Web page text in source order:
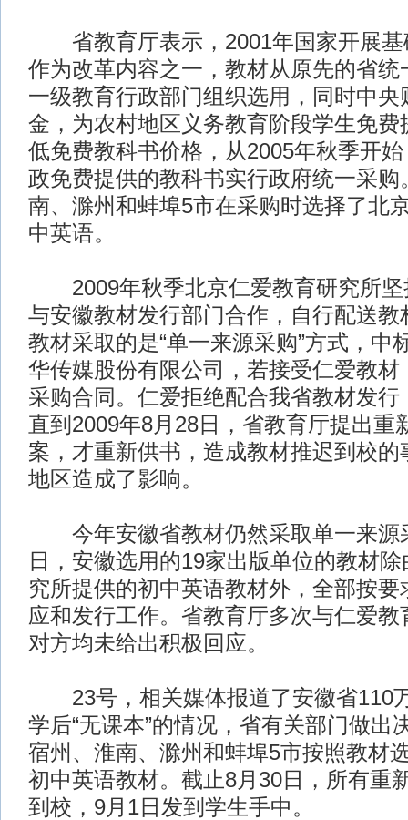
省教育厅表示，2001年国家开展基
作为改革内容之一，教材从原先的省统
一级教育行政部门组织选用，同时中央
金，为农村地区义务教育阶段学生免费
低免费教科书价格，从2005年秋季开
政免费提供的教科书实行政府统一采购
南、滁州和蚌埠5市在采购时选择了北
中英语。
2009年秋季北京仁爱教育研究所坚
与安徽教材发行部门合作，自行配送教
教材采取的是“单一来源采购”方式，中
华传媒股份有限公司，若接受仁爱教材
采购合同。仁爱拒绝配合我省教材发行
直到2009年8月28日，省教育厅提出重
案，才重新供书，造成教材推迟到校的
地区造成了影响。
今年安徽省教材仍然采取单一来源
日，安徽选用的19家出版单位的教材
究所提供的初中英语教材外，全部按
应和发行工作。省教育厅多次与仁爱
对方均未给出积极回应。
23号，相关媒体报道了安徽省110
学后“无课本”的情况，省有关部门做出
宿州、淮南、滁州和蚌埠5市按照教材
初中英语教材。截止8月30日，所有重
到校，9月1日发到学生手中。